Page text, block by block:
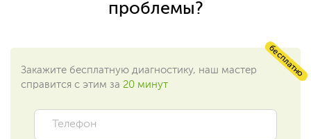
проблемы?
бесплатно
Закажите бесплатную диагностику, наш мастер
справится с этим за 20 минут